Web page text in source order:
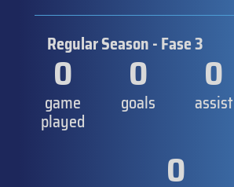
Regular Season - Fase 3
0
game
played
0
goals
0
assist
0